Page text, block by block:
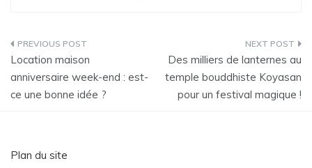
Navigation
de
l’article
Location maison
anniversaire week-end : est-
ce une bonne idée ?
Des milliers de lanternes au
temple bouddhiste Koyasan
pour un festival magique !
Plan du site